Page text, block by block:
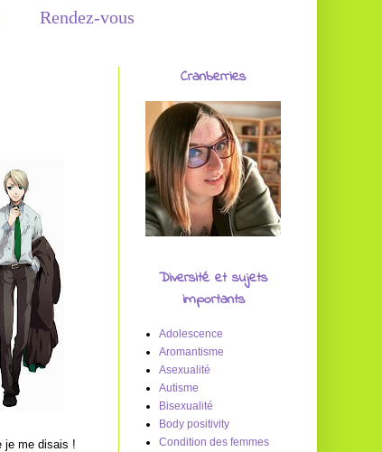
Rendez-vous
je me disais !
Cranberries
Diversité et sujets
importants
Adolescence
Aromantisme
Asexualité
Autisme
Bisexualité
Body positivity
Condition des femmes